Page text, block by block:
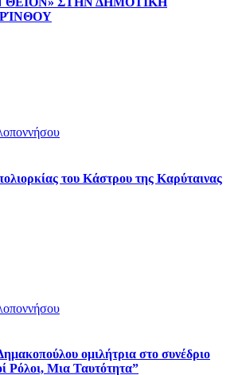
του Κάστρου της Καρύταινας
ομιλήτρια στο συνέδριο
Ρόλοι, Μια Ταυτότητα”